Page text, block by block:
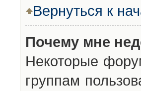
Вернуться к
Почему мне
Некоторые
группам